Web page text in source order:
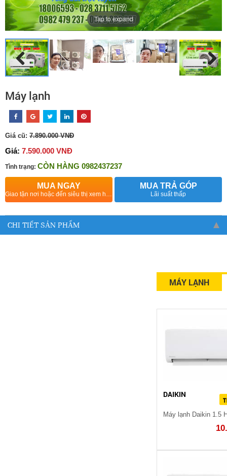
Tap to expand
Máy lạnh
Giá cũ: 7.890.000 VNĐ
Giá: 7.590.000 VNĐ
Tình trạng: CÒN HÀNG 0982437237
MUA NGAY MUA TRẢ GÓP
Lãi suất thấp
CHI TIẾT SẢN PHẨM
MÁY LẠNH
DAIKIN